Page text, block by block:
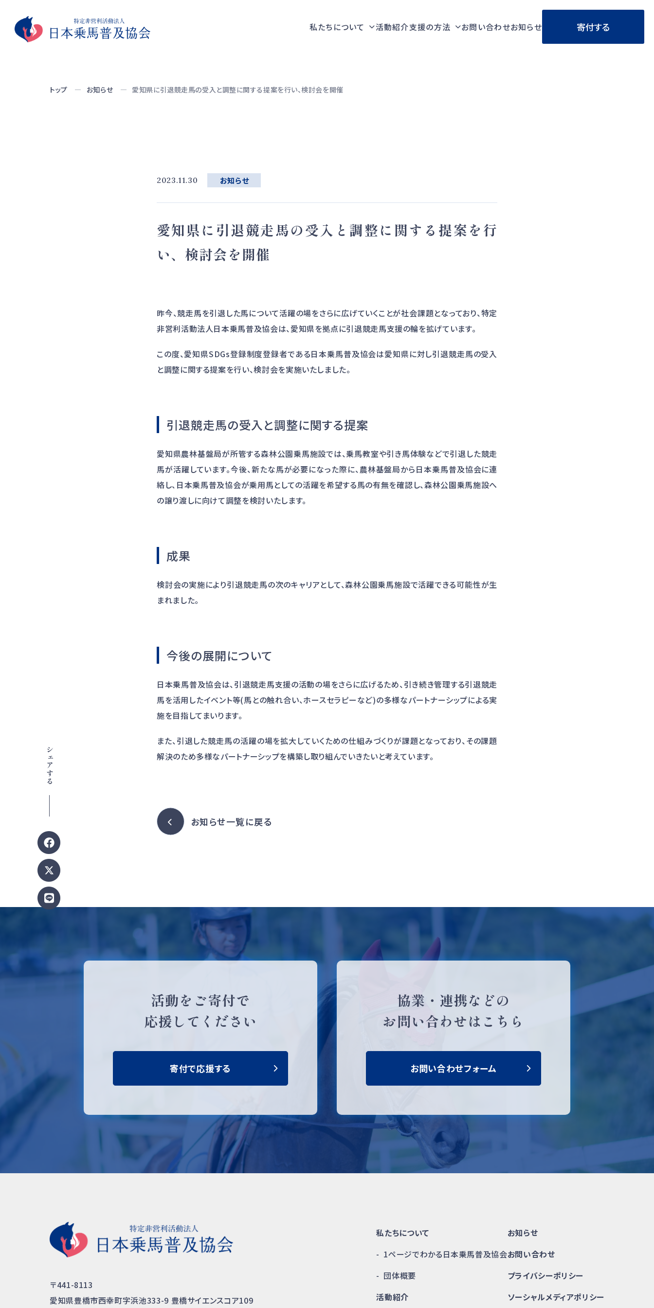
私たちについて 活動紹介支援の方法 お問い合わせお知らせ 寄付する
トップ お知らせ 愛知県に引退競走馬の受入と調整に関する提案を行い、検討会を開催
2023.11.30 お知らせ
シェアする
愛知県に引退競走馬の受入と調整に関する提案を行
い、検討会を開催
昨今、競走馬を引退した馬について活躍の場をさらに広げていくことが社会課題となっており、特定
非営利活動法人日本乗馬普及協会は、愛知県を拠点に引退競走馬支援の輪を拡げています。
この度、愛知県SDGs登録制度登録者である日本乗馬普及協会は愛知県に対し引退競走馬の受入
と調整に関する提案を行い、検討会を実施いたしました。
引退競走馬の受入と調整に関する提案
愛知県農林基盤局が所管する森林公園乗馬施設では、乗馬教室や引き馬体験などで引退した競走
馬が活躍しています。今後、新たな馬が必要になった際に、農林基盤局から日本乗馬普及協会に連
絡し、日本乗馬普及協会が乗用馬としての活躍を希望する馬の有無を確認し、森林公園乗馬施設へ
の譲り渡しに向けて調整を検討いたします。
成果
検討会の実施により引退競走馬の次のキャリアとして、森林公園乗馬施設で活躍できる可能性が生
まれました。
今後の展開について
日本乗馬普及協会は、引退競走馬支援の活動の場をさらに広げるため、引き続き管理する引退競走
馬を活用したイベント等(馬との触れ合い、ホースセラピーなど)の多様なパートナーシップによる実
施を目指してまいります。
また、引退した競走馬の活躍の場を拡大していくための仕組みづくりが課題となっており、その課題
解決のため多様なパートナーシップを構築し取り組んでいきたいと考えています。
お知らせ一覧に戻る
活動をご寄付で
応援してください
寄付で応援する
協業・連携などの
お問い合わせはこちら
お問い合わせフォーム
〒441-8113
愛知県豊橋市西幸町字浜池333-9 豊橋サイエンスコア109
私たちについて
1ページでわかる日本乗馬普及協会
団体概要
活動紹介
お知らせ
お問い合わせ
プライバシーポリシー
ソーシャルメディアポリシー